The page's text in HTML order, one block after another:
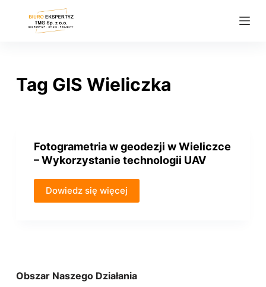
Tag GIS Wieliczka
Fotogrametria w geodezji w Wieliczce
– Wykorzystanie technologii UAV
Dowiedz się więcej
Obszar Naszego Działania